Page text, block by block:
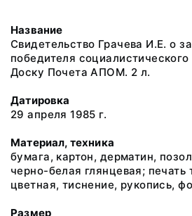
Название
Свидетельство Грачева И.Е. о
победителя
Доску Почета АПОМ. 2 л.
Датировка
29 апреля 1985 г.
Материал, техника
бумага, картон, дерматин,
черно-белая глянцевая; печать
цветная, тиснение, рукопись,
Размер